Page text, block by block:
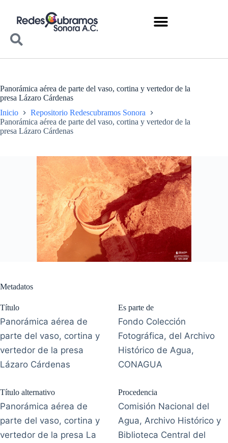
Panorámica aérea de parte del vaso, cortina y vertedor de la
presa Lázaro Cárdenas
Inicio
Repositorio Redescubramos Sonora
Panorámica aérea de parte del vaso, cortina y vertedor de la
presa Lázaro Cárdenas
Metadatos
Título
Panorámica aérea de
parte del vaso, cortina y
vertedor de la presa
Lázaro Cárdenas
Título alternativo
Panorámica aérea de
parte del vaso, cortina y
vertedor de la presa La
Es parte de
Fondo Colección
Fotográfica, del Archivo
Histórico de Agua,
CONAGUA
Procedencia
Comisión Nacional del
Agua, Archivo Histórico y
Biblioteca Central del